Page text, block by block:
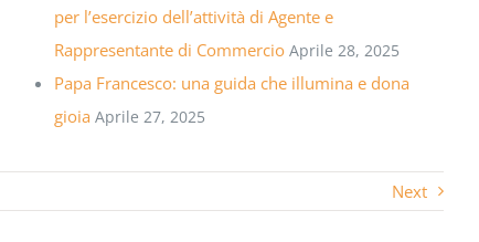
per l’esercizio dell’attività di Agente e
Rappresentante di Commercio Aprile 28, 2025
Papa Francesco: una guida che illumina e dona
gioia Aprile 27, 2025
Next